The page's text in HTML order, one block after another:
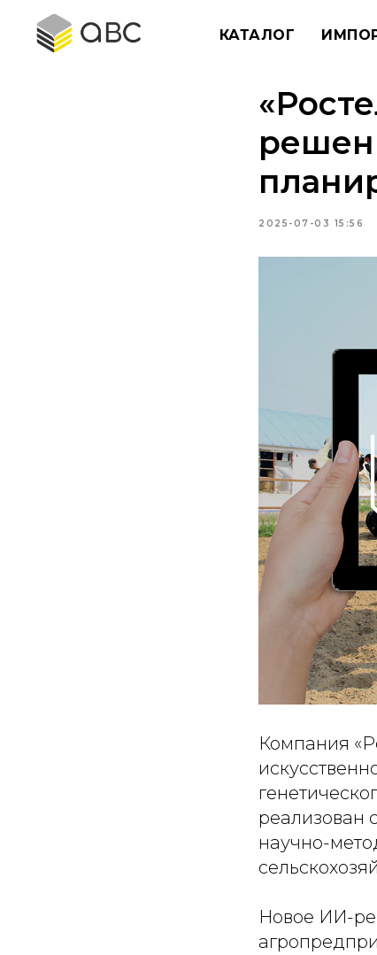
КАТАЛОГ
2025-07-03 15:56
Компания
научно-
Новое ИИ-